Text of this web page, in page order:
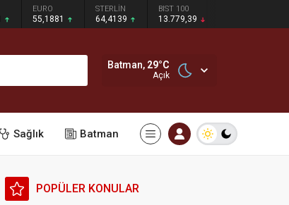
EURO
55,1881
STERLİN
64,4139
BIST 100
13.779,39
Batman, 29°C
Açık
Sağlık Batman
POPÜLER KONULAR